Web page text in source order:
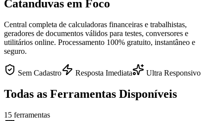
Catanduvas em Foco
Central completa de calculadoras financeiras e trabalhistas,
geradores de documentos válidos para testes, conversores e
utilitários online. Processamento 100% gratuito, instantâneo e
seguro.
Sem Cadastro Resposta Imediata Ultra Responsivo
Todas as Ferramentas Disponíveis
15 ferramentas